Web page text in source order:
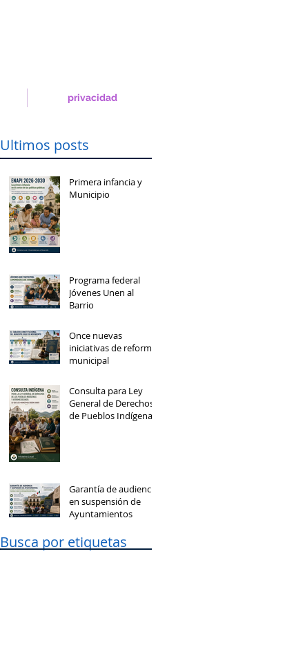
privacidad
Ultimos posts
Primera infancia y
Municipio
Programa federal
Jóvenes Unen al
Barrio
Once nuevas
iniciativas de reforma
municipal
Consulta para Ley
General de Derechos
de Pueblos Indígenas
Garantía de audiencia
en suspensión de
Ayuntamientos
Busca por etiquetas